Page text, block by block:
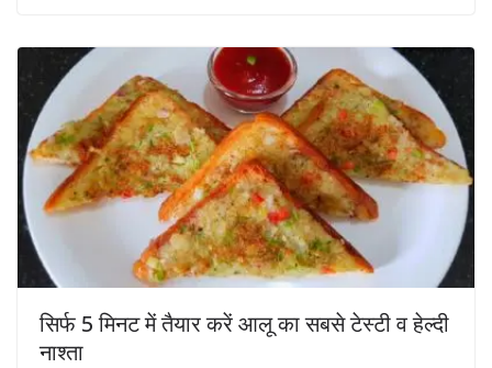
सिर्फ 5 मिनट में तैयार करें आलू का सबसे टेस्टी व हेल्दी
नाश्ता